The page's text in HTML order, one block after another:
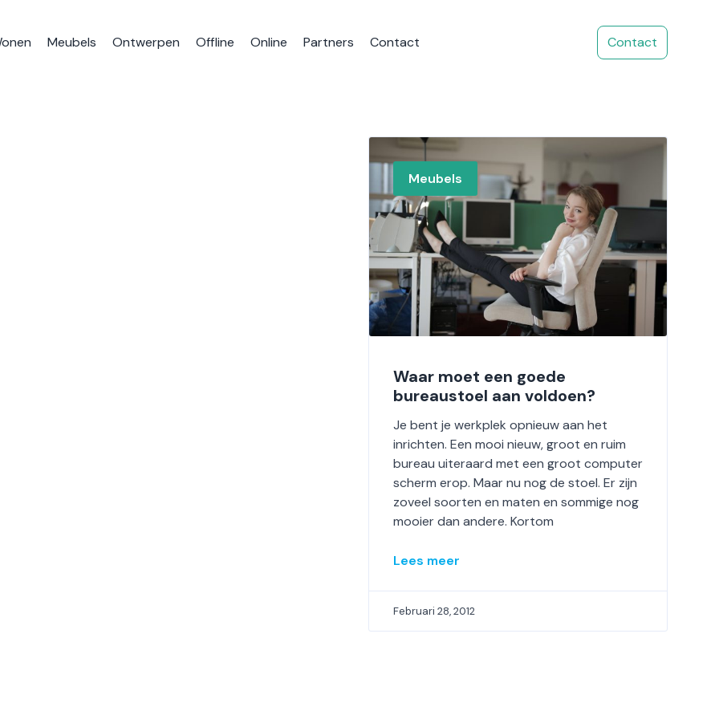
Meubels Ontwerpen Offline Online Partners Contact Contact
Meubels
Waar moet een goede
bureaustoel aan voldoen?
Je bent je werkplek opnieuw aan het
inrichten. Een mooi nieuw, groot en ruim
bureau uiteraard met een groot computer
scherm erop. Maar nu nog de stoel. Er zijn
zoveel soorten en maten en sommige nog
mooier dan andere. Kortom
Lees meer
Februari 28, 2012